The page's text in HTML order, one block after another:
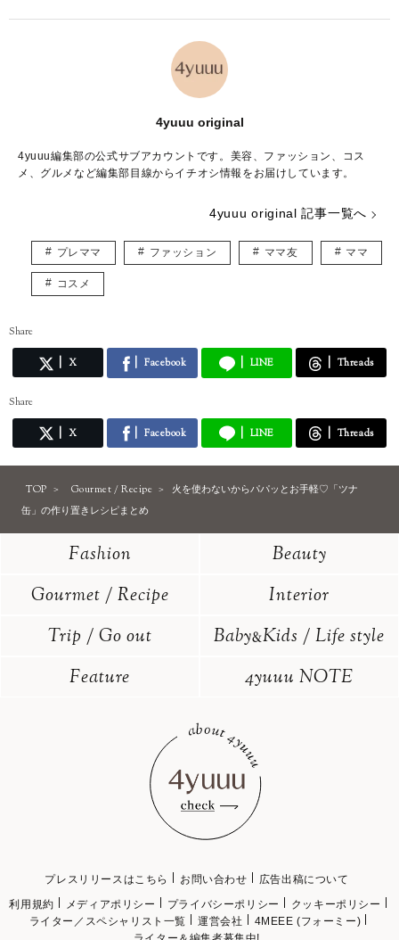
4yuuu original
4yuuu編集部の公式サブアカウントです。美容、ファッション、コス
メ、グルメなど編集部目線からイチオシ情報をお届けしています。
4yuuu original 記事一覧へ
プレママ ファッション ママ友 ママ
コスメ
Share
X Facebook LINE Threads
Share
X Facebook LINE Threads
TOP Gourmet / Recipe
火を使わないからパパッとお手軽♡「ツナ
缶」の作り置きレシピまとめ
Fashion
Beauty
Gourmet / Recipe
Interior
Trip / Go out
Baby&Kids / Life style
Feature
4yuuu NOTE
プレスリリースはこちら お問い合わせ
広告出稿について
利用規約
メディアポリシー プライバシーポリシー
クッキーポリシー
ライター／スペシャリスト一覧
運営会社
4MEEE (フォーミー)